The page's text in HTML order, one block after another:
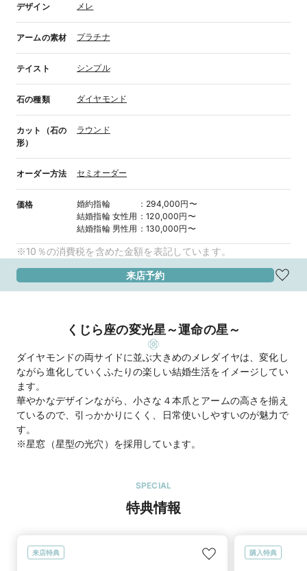
デザイン メレ
アームの素材 プラチナ
テイスト シンプル
石の種類 ダイヤモンド
カット（石の
形）
ラウンド
オーダー方法 セミオーダー
価格 婚約指輪 ： 294,000円〜
結婚指輪 女性用 ：120,000円〜
結婚指輪 男性用 ：130,000円〜
※10％の消費税を含めた金額を表記しています。
来店予約
くじら座の変光星～運命の星～
ダイヤモンドの両サイドに並ぶ大きめのメレダイヤは、変化し
ながら進化していくふたりの楽しい結婚生活をイメージしてい
ます。
華やかなデザインながら、小さな４本爪とアームの高さを揃え
ているので、引っかかりにくく、日常使いしやすいのが魅力で
す。
※星窓（星型の光穴）を採用しています。
SPECIAL
特典情報
来店特典 購入特典